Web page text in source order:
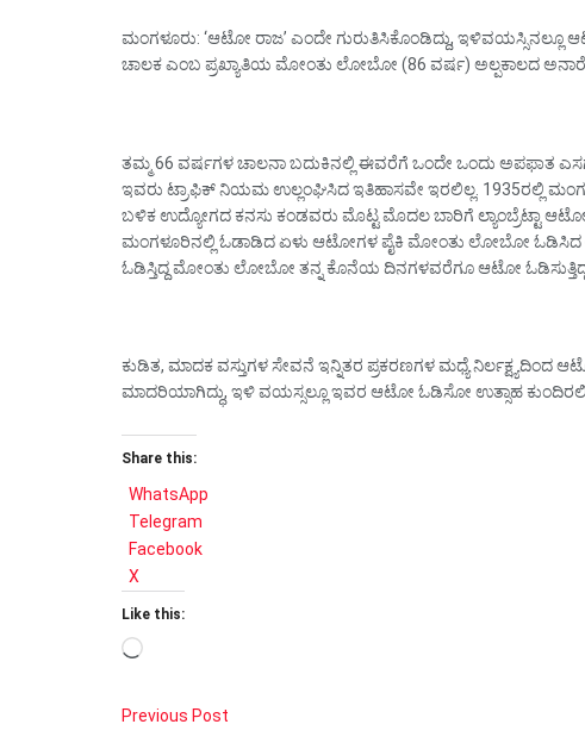
ಮಂಗಳೂರು: ‘ಆಟೋ ರಾಜ’ ಎಂದೇ ಗುರುತಿಸಿಕೊಂಡಿದ್ದು,
ಚಾಲಕ ಎಂಬ ಪ್ರಖ್ಯಾತಿಯ ಮೋಂತು ಲೋಬೋ (86 ವರ್ಷ) ಅಲ್ಪಕಾಲದ
ತಮ್ಮ 66 ವರ್ಷಗಳ ಚಾಲನಾ ಬದುಕಿನಲ್ಲಿ ಈವರೆಗೆ ಒಂದೇ ಒಂದು ಅಪಫಾತ
ಇವರು ಟ್ರಾಫಿಕ್ ನಿಯಮ ಉಲ್ಲಂಘಿಸಿದ ಇತಿಹಾಸವೇ ಇರಲಿಲ್ಲ. 1935ರಲ್ಲಿ
ಬಳಿಕ ಉದ್ಯೋಗದ ಕನಸು ಕಂಡವರು ಮೊಟ್ಟ ಮೊದಲ ಬಾರಿಗೆ ಲ್ಯಾಂಬ್ರೆಟ್ಟಾ
ಮಂಗಳೂರಿನಲ್ಲಿ ಓಡಾಡಿದ ಏಳು ಆಟೋಗಳ ಪೈಕಿ ಮೋಂತು ಲೋಬೋ ಓಡಿಸಿದ
ಓಡಿಸ್ತಿದ್ದ ಮೋಂತು ಲೋಬೋ ತನ್ನ ಕೊನೆಯ ದಿನಗಳವರೆಗೂ ಆಟೋ
ಕುಡಿತ, ಮಾದಕ ವಸ್ತುಗಳ ಸೇವನೆ ಇನ್ನಿತರ ಪ್ರಕರಣಗಳ ಮಧ್ಯೆ
ಮಾದರಿಯಾಗಿದ್ಧು, ಇಳಿ ವಯಸ್ಸಲ್ಲೂ ಇವರ ಆಟೋ ಓಡಿಸೋ ಉತ್ಸಾಹ
Share this:
WhatsApp
Telegram
Facebook
X
Like this:
Loading…
Previous Post